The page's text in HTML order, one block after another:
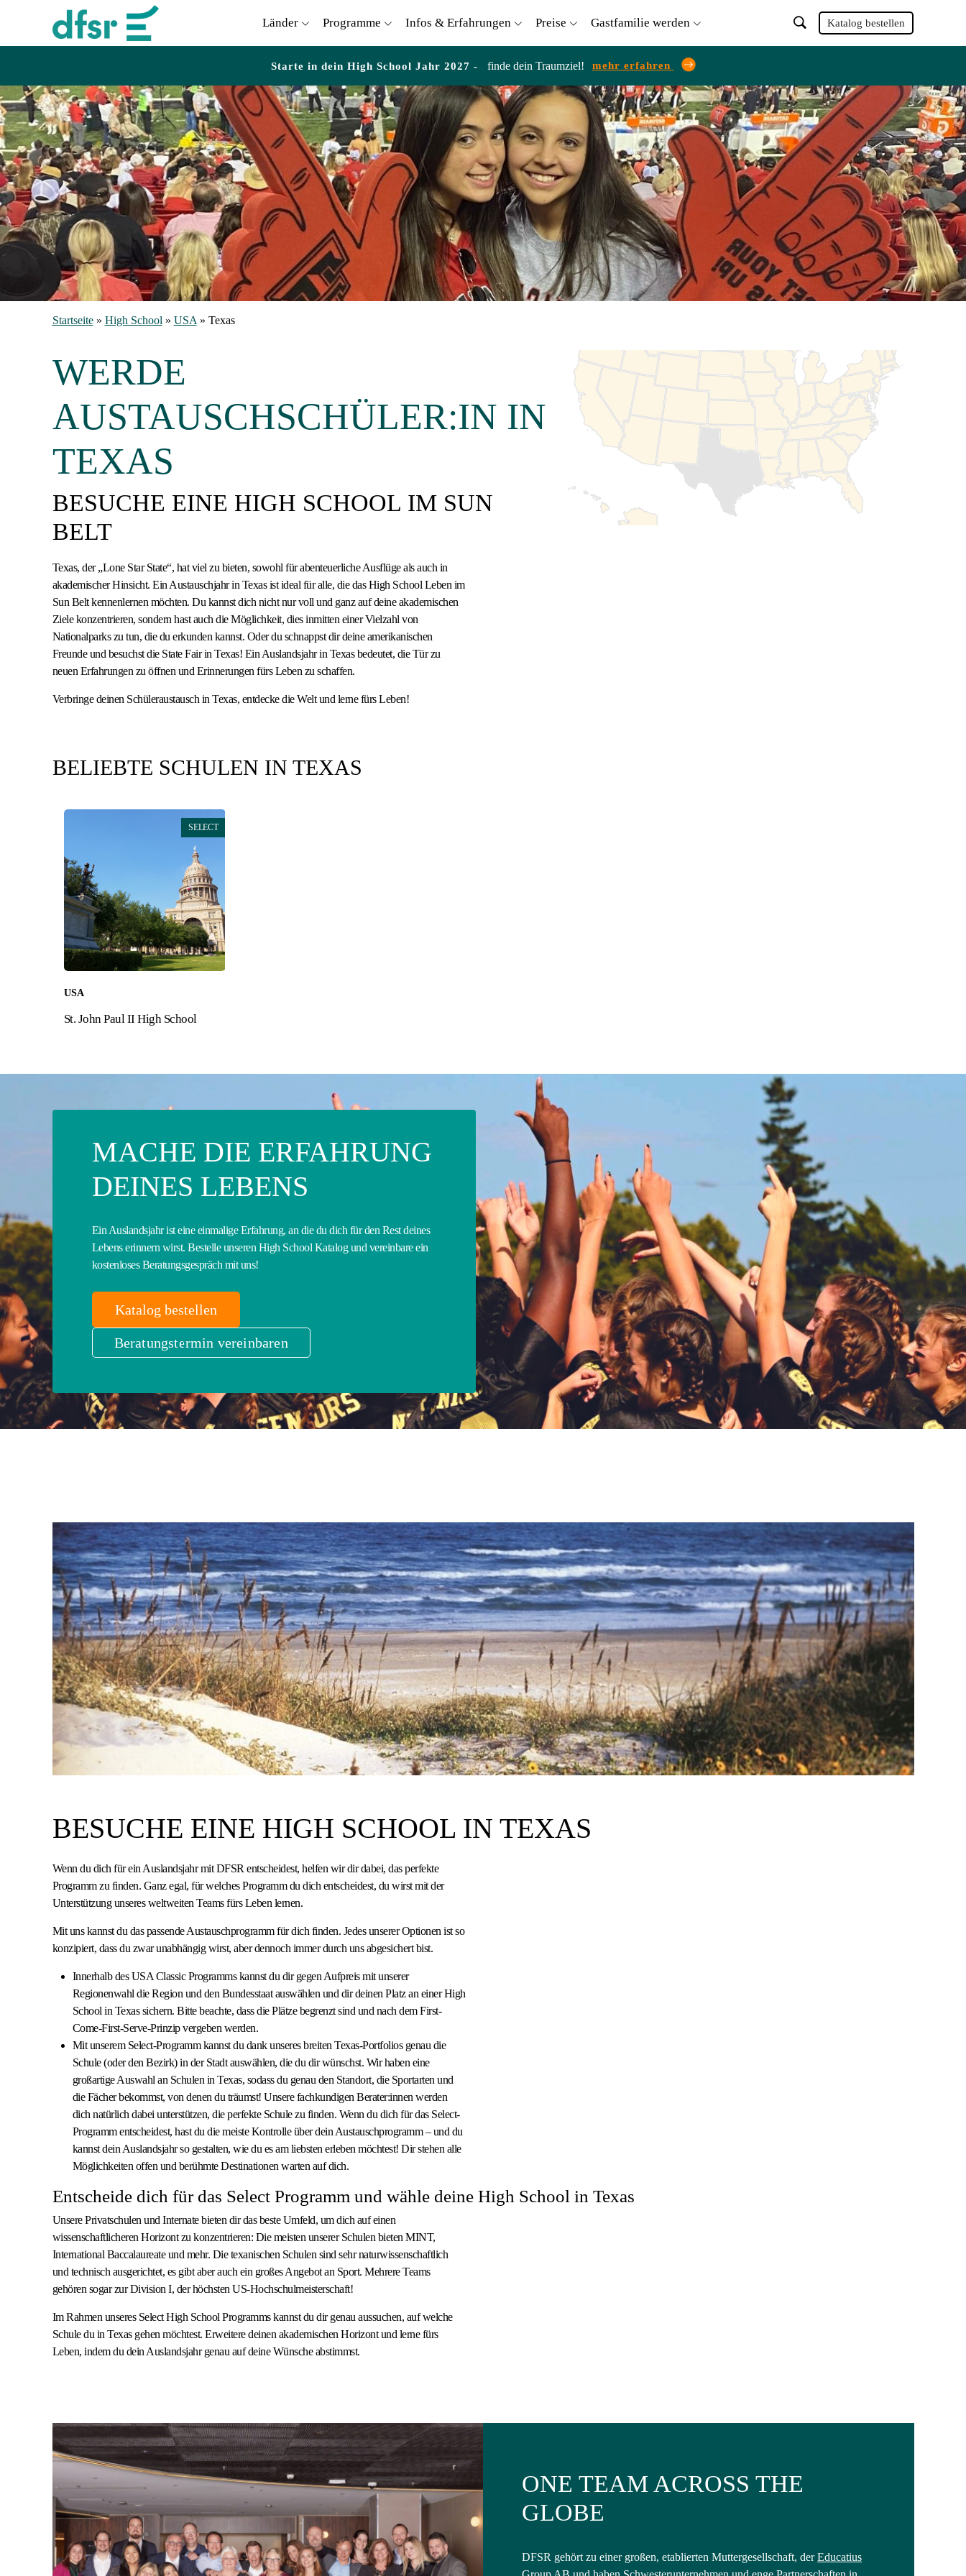
Länder Programme Infos & Erfahrungen Preise Gastfamilie werden Katalog bestellen
Starte in dein High School Jahr 2027 - finde dein Traumziel! mehr erfahren
Startseite» High School » USA » Texas
WERDE
AUSTAUSCHSCHÜLER:IN IN
TEXAS
BESUCHE EINE HIGH SCHOOL IM SUN
BELT
Texas, der „Lone Star State“, hat viel zu bieten, sowohl für abenteuerliche Ausflüge als auch in
akademischer Hinsicht. Ein Austauschjahr in Texas ist ideal für alle, die das High School Leben im
Sun Belt kennenlernen möchten. Du kannst dich nicht nur voll und ganz auf deine akademischen
Ziele konzentrieren, sondern hast auch die Möglichkeit, dies inmitten einer Vielzahl von
Nationalparks zu tun, die du erkunden kannst. Oder du schnappst dir deine amerikanischen
Freunde und besuchst die State Fair in Texas! Ein Auslandsjahr in Texas bedeutet, die Tür zu
neuen Erfahrungen zu öffnen und Erinnerungen fürs Leben zu schaffen.
Verbringe deinen Schüleraustausch in Texas, entdecke die Welt und lerne fürs Leben!
BELIEBTE SCHULEN IN TEXAS
SELECT
USA
St. John Paul II High School
MACHE DIE ERFAHRUNG
DEINES LEBENS
Ein Auslandsjahr ist eine einmalige Erfahrung, an die du dich für den Rest deines
Lebens erinnern wirst. Bestelle unseren High School Katalog und vereinbare ein
kostenloses Beratungsgespräch mit uns!
Katalog bestellen
Beratungstermin vereinbaren
BESUCHE EINE HIGH SCHOOL IN TEXAS
Wenn du dich für ein Auslandsjahr mit DFSR entscheidest, helfen wir dir dabei, das perfekte
Programm zu finden. Ganz egal, für welches Programm du dich entscheidest, du wirst mit der
Unterstützung unseres weltweiten Teams fürs Leben lernen.
Mit uns kannst du das passende Austauschprogramm für dich finden. Jedes unserer Optionen ist so
konzipiert, dass du zwar unabhängig wirst, aber dennoch immer durch uns abgesichert bist.
Innerhalb des USA Classic Programms kannst du dir gegen Aufpreis mit unserer
Regionenwahl die Region und den Bundesstaat auswählen und dir deinen Platz an einer High
School in Texas sichern. Bitte beachte, dass die Plätze begrenzt sind und nach dem First-
Come-First-Serve-Prinzip vergeben werden.
Mit unserem Select-Programm kannst du dank unseres breiten Texas-Portfolios genau die
Schule (oder den Bezirk) in der Stadt auswählen, die du dir wünschst. Wir haben eine
großartige Auswahl an Schulen in Texas, sodass du genau den Standort, die Sportarten und
die Fächer bekommst, von denen du träumst! Unsere fachkundigen Berater:innen werden
dich natürlich dabei unterstützen, die perfekte Schule zu finden. Wenn du dich für das Select-
Programm entscheidest, hast du die meiste Kontrolle über dein Austauschprogramm – und du
kannst dein Auslandsjahr so gestalten, wie du es am liebsten erleben möchtest! Dir stehen alle
Möglichkeiten offen und berühmte Destinationen warten auf dich.
Entscheide dich für das Select Programm und wähle deine High School in Texas
Unsere Privatschulen und Internate bieten dir das beste Umfeld, um dich auf einen
wissenschaftlicheren Horizont zu konzentrieren: Die meisten unserer Schulen bieten MINT,
International Baccalaureate und mehr. Die texanischen Schulen sind sehr naturwissenschaftlich
und technisch ausgerichtet, es gibt aber auch ein großes Angebot an Sport. Mehrere Teams
gehören sogar zur Division I, der höchsten US-Hochschulmeisterschaft!
Im Rahmen unseres Select High School Programms kannst du dir genau aussuchen, auf welche
Schule du in Texas gehen möchtest. Erweitere deinen akademischen Horizont und lerne fürs
Leben, indem du dein Auslandsjahr genau auf deine Wünsche abstimmst.
ONE TEAM ACROSS THE
GLOBE
DFSR gehört zu einer großen, etablierten Muttergesellschaft, derEducatius